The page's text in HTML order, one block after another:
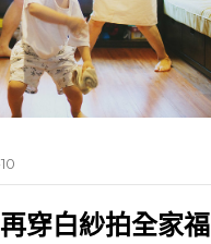
穿白紗拍全家福